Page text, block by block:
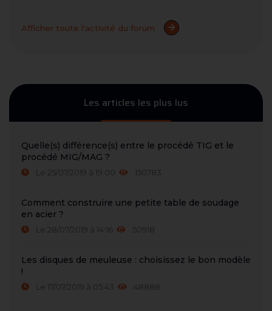
Afficher toute l'activité du forum
Les articles les plus lus
Quelle(s) différence(s) entre le procédé TIG et le
procédé MIG/MAG ?
Le 25/07/2019 à 19:00 150783
Comment construire une petite table de soudage
en acier ?
Le 28/07/2019 à 14:16 50918
Les disques de meuleuse : choisissez le bon modèle
!
Le 17/07/2019 à 05:43 48888